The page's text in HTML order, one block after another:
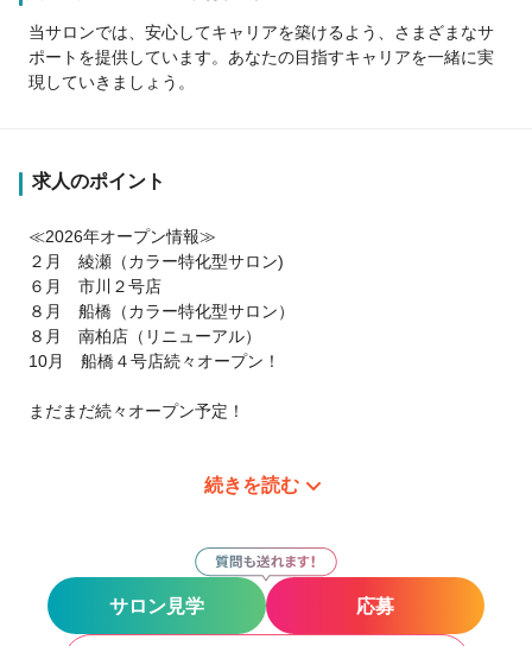
当サロンでは、安心してキャリアを築けるよう、さまざまなサ
ポートを提供しています。あなたの目指すキャリアを一緒に実
現していきましょう。
求人のポイント
≪2026年オープン情報≫
２月 綾瀬（カラー特化型サロン)
６月 市川２号店
８月 船橋（カラー特化型サロン）
８月 南柏店（リニューアル）
10月 船橋４号店続々オープン！
まだまだ続々オープン予定！
この勢いに乗っかろう！
◇『保証給制度』をスタート‼‼
不安な転職者のサポートしたい。
そんな想いから、保証給制度を設けることになりました。
続きを読む
サロン見学 応募